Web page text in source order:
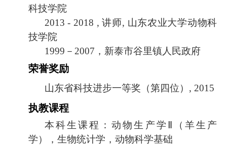
科技学院
2013 - 2018 ,讲师, 山东农业大学动物科
技学院
1999 － 2007 ，新泰市谷里镇人民政府
荣誉奖励
山东省科技进步一等奖（第四位） , 2015
执教课程
本科生课程：动物生产学
（羊生产
学），生物统计学，动物科学基础